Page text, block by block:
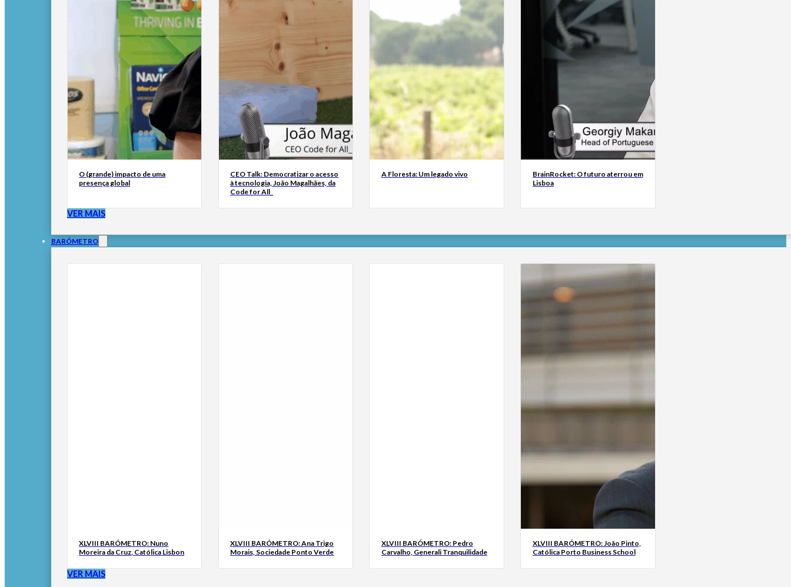
O (grande) impacto de uma
presença global
CEO Talk: Democratizar o acesso
à tecnologia, João Magalhães, da
Code for All_
A Floresta: Um legado vivo
BrainRocket: O futuro aterrou em
Lisboa
VER MAIS
BARÓMETRO
XLVIII BARÓMETRO: Nuno
Moreira da Cruz, Católica Lisbon
XLVIII BARÓMETRO: Ana Trigo
Morais, Sociedade Ponto Verde
XLVIII BARÓMETRO: Pedro
Carvalho, Generali Tranquilidade
XLVIII BARÓMETRO: João Pinto,
Católica Porto Business School
VER MAIS